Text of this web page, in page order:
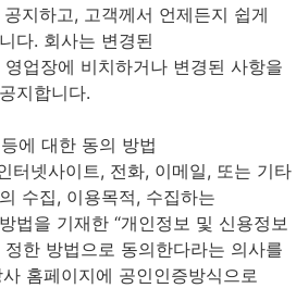
지하고, 고객께서 언제든지 쉽게
다. 회사는 변경된
영업장에 비치하거나 변경된 사항을
지합니다.
에 대한 동의 방법
터넷사이트, 전화, 이메일, 또는 기타
수집, 이용목적, 수집하는
법을 기재한 “개인정보 및 신용정보
한 방법으로 동의한다라는 의사를
홈페이지에 공인인증방식으로